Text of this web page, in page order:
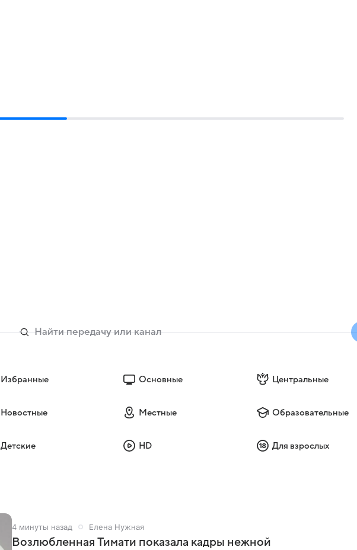
Избранные Основные Центральные
Новостные Местные Образовательные
Детские HD Для взрослых
4 минуты назад Елена Нужная
Возлюбленная Тимати показала кадры нежной